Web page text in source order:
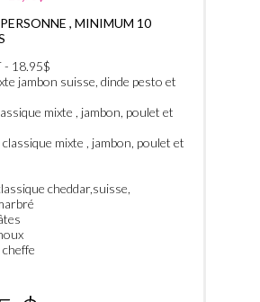
, MINIMUM 10
- 18.95$
jambon suisse, dinde pesto et
mixte , jambon, poulet et
mixte , jambon, poulet et
cheddar,suisse,